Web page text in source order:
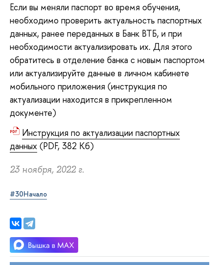
Если вы меняли паспорт во время обучения,
необходимо проверить актуальность паспортных
данных, ранее переданных в Банк ВТБ, и при
необходимости актуализировать их. Для этого
обратитесь в отделение банка с новым паспортом
или актуализируйте данные в личном кабинете
мобильного приложения (инструкция по
актуализации находится в прикрепленном
документе)
Инструкция по актуализации паспортных
данных (PDF, 382 Кб)
23 ноября, 2022 г.
#30Начало